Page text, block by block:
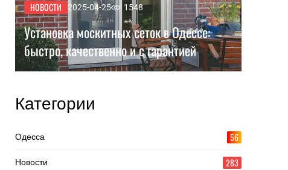
НОВОСТИ 2025-04-25 1548
Установка москитных сеток в Одессе:
быстро, качественно и с гарантией
Категории
Одесса 56
Новости 283